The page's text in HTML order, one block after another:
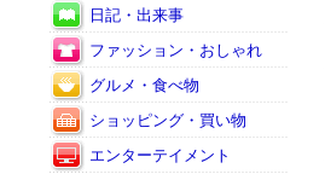
日記・出来事
ファッション・おしゃれ
グルメ・食べ物
ショッピング・買い物
エンターテイメント